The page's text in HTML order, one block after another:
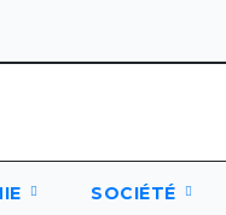
SOCIÉTÉ